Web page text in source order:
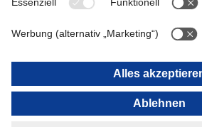
OCEANIA